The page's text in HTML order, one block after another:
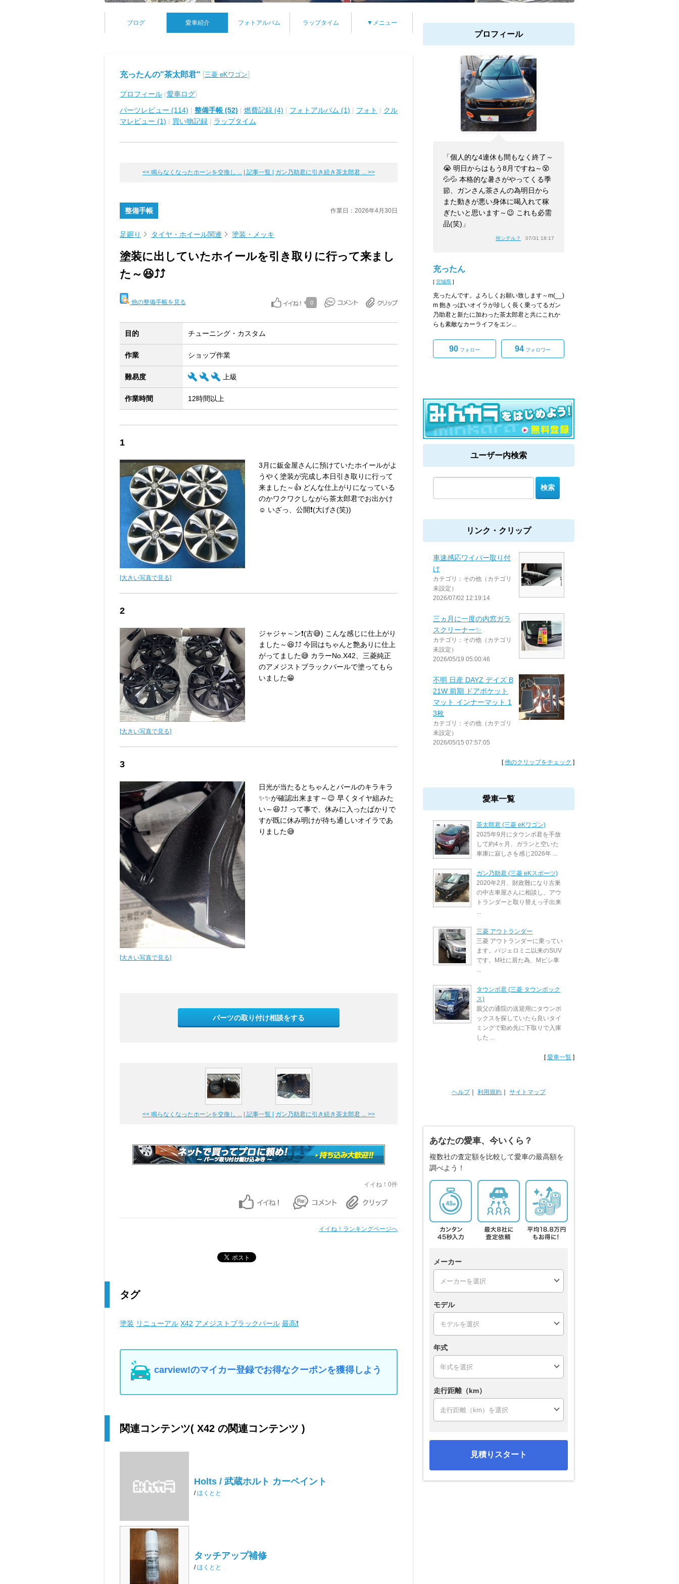
ブログ 愛車紹介 フォトアルバム ラップタイム ▼メニュー
充ったんの"茶太郎君" [三菱 eKワゴン]
プロフィール (愛車ログ)
パーツレビュー (114) | 整備手帳 (52) | 燃費記録 (4) | フォトアルバム (1) | フォト | クル
マレビュー (1) | 買い物記録 | ラップタイム
<< 鳴らなくなったホーンを交換し ... | 記事一覧 | ガン乃助君に引き続き茶太郎君 ... >>
整備手帳 作業日：2026年4月30日
足廻り タイヤ・ホイール関連 塗装・メッキ
塗装に出していたホイールを引き取りに行って来まし
た～😆⤴️⤴️
他の整備手帳を見る 0
目的 チューニング・カスタム
作業 ショップ作業
難易度 上級
作業時間 12時間以上
1
[大きい写真で見る]
3月に鈑金屋さんに預けていたホイールがよ
うやく塗装が完成し本日引き取りに行って
来ました～👍️ どんな仕上がりになっている
のかワクワクしながら茶太郎君でお出かけ
☺️ いざっ、公開❗(大げさ(笑))
2
[大きい写真で見る]
ジャジャ～ン❗(古😅) こんな感じに仕上がり
ました～😆⤴️⤴️ 今回はちゃんと艶ありに仕上
がってました😅 カラーNo.X42、三菱純正
のアメジストブラックパールで塗ってもら
いました😁
3
[大きい写真で見る]
日光が当たるとちゃんとパールのキラキラ
✨✨が確認出来ます～😉 早くタイヤ組みた
い～😆⤴️⤴️ って事で、休みに入ったばかりで
すが既に休み明けが待ち通しいオイラであ
りました😅
パーツの取り付け相談をする
<< 鳴らなくなったホーンを交換し ... | 記事一覧 | ガン乃助君に引き続き茶太郎君 ... >>
イイね！0件
イイね！ランキングページへ
タグ
塗装 リニューアル X42 アメジストブラックパール 最高❗
carview!のマイカー登録でお得なクーポンを獲得しよう
関連コンテンツ( X42 の関連コンテンツ )
Holts / 武蔵ホルト カーペイント
/ほくとと
タッチアップ補修
/ほくとと
プロフィール
「個人的な4連休も間もなく終了～
😭 明日からはもう8月ですね～😵
💦💦 本格的な暑さがやってくる季
節、ガンさん茶さんの為明日から
また動きが悪い身体に喝入れて稼
ぎたいと思います～😉 これも必需
品(笑)」
何シテル？ 07/31 18:17
充ったん
[ 宮城県 ]
充ったんです。よろしくお願い致します～m(__)
m 飽きっぽいオイラが珍しく長く乗ってるガン
乃助君と新たに加わった茶太郎君と共にこれか
らも素敵なカーライフをエン...
90 フォロー 94 フォロワー
ユーザー内検索
リンク・クリップ
車速感応ワイパー取り付
け
カテゴリ：その他（カテゴリ
未設定）
2026/07/02 12:19:14
三ヵ月に一度の内窓ガラ
スクリーナー✨
カテゴリ：その他（カテゴリ
未設定）
2026/05/19 05:00:46
不明 日産 DAYZ デイズ B
21W 前期 ドアポケット
マット インナーマット 1
3枚
カテゴリ：その他（カテゴリ
未設定）
2026/05/15 07:57:05
[他のクリップをチェック ]
愛車一覧
茶太郎君 (三菱 eKワゴン)
2025年9月にタウンボ君を手放
して約4ヶ月、ガランと空いた
車庫に寂しさを感じ2026年 ...
ガン乃助君 (三菱 eKスポーツ)
2020年2月、財政難になり古巣
の中古車屋さんに相談し、アウ
トランダーと取り替えっ子出来
...
三菱 アウトランダー
三菱 アウトランダーに乗ってい
ます。パジェロミニ以来のSUV
です。M社に居た為、Mビシ車
...
タウンボ君 (三菱 タウンボック
ス)
親父の通院の送迎用にタウンボ
ックスを探していたら良いタイ
ミングで勤め先に下取りで入庫
した ...
[愛車一覧 ]
ヘルプ｜ 利用規約 サイトマップ
あなたの愛車、今いくら？
複数社の査定額を比較して愛車の最高額を
調べよう！
メーカー
モデル
年式
走行距離（km）
見積りスタート